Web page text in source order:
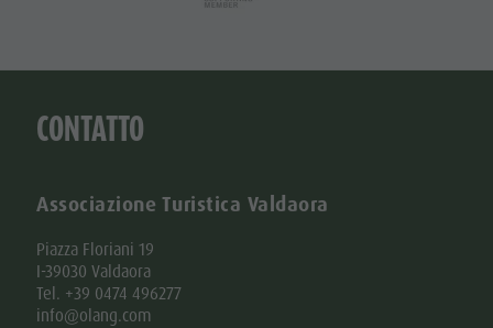
CONTATTO
Associazione Turistica Valdaora
Piazza Floriani 19
I-39030 Valdaora
Tel. +39 0474 496277
info@olang.com